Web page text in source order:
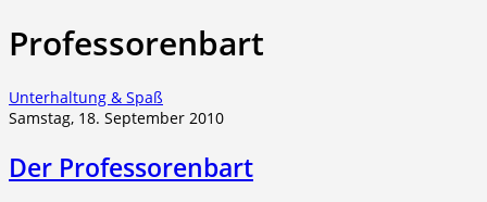
Professorenbart
Unterhaltung & Spaß
Samstag, 18. September 2010
Der Professorenbart